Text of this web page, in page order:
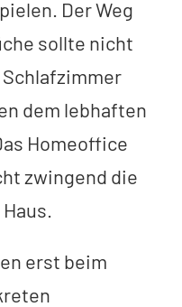
Der Weg
sollte nicht
dem lebhaften
Homeoffice
zwingend die
erst beim